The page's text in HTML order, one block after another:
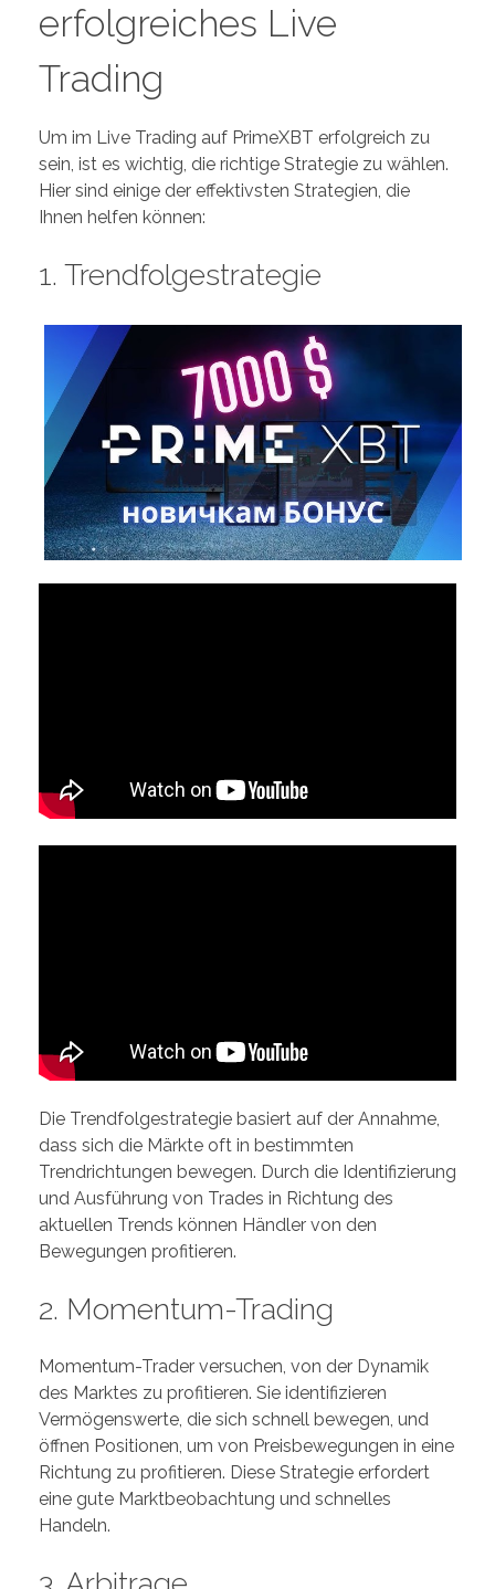
erfolgreiches Live
Trading
Um im Live Trading auf PrimeXBT erfolgreich zu
sein, ist es wichtig, die richtige Strategie zu wählen.
Hier sind einige der effektivsten Strategien, die
Ihnen helfen können:
1. Trendfolgestrategie
Die Trendfolgestrategie basiert auf der Annahme,
dass sich die Märkte oft in bestimmten
Trendrichtungen bewegen. Durch die Identifizierung
und Ausführung von Trades in Richtung des
aktuellen Trends können Händler von den
Bewegungen profitieren.
2. Momentum-Trading
Momentum-Trader versuchen, von der Dynamik
des Marktes zu profitieren. Sie identifizieren
Vermögenswerte, die sich schnell bewegen, und
öffnen Positionen, um von Preisbewegungen in eine
Richtung zu profitieren. Diese Strategie erfordert
eine gute Marktbeobachtung und schnelles
Handeln.